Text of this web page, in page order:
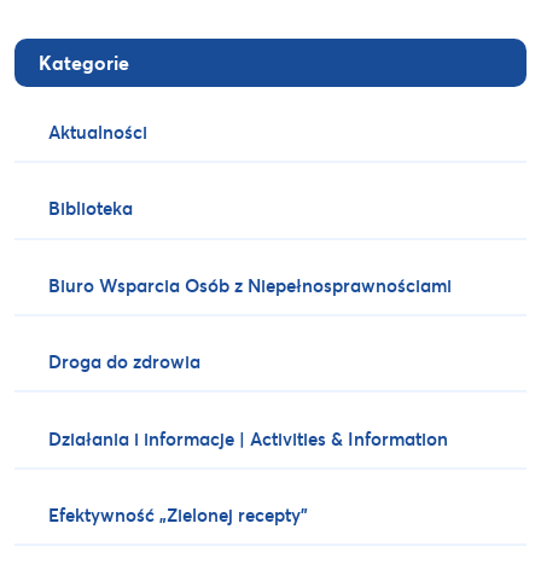
Kategorie
Aktualności
Biblioteka
Biuro Wsparcia Osób z Niepełnosprawnościami
Droga do zdrowia
Działania i informacje | Activities & Information
Efektywność „Zielonej recepty”